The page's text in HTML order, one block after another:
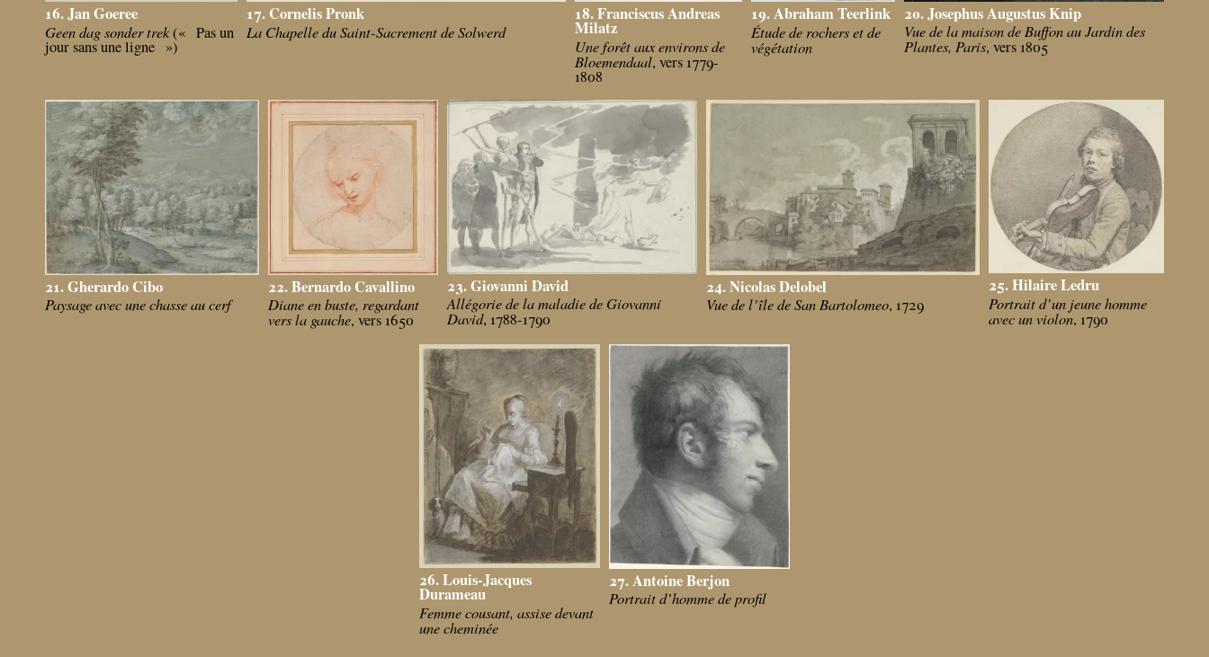
16. Jan Goeree
Geen dag sonder trek(« Pas un
jour sans une ligne »)
17. Cornelis Pronk
La Chapelle du Saint-Sacrement de Solwerd
18. Franciscus Andreas
Milatz
Une forêt aux environs de
Bloemendaal, vers 1779-
1808
19. Abraham Teerlink
Étude de rochers et de
végétation
20. Josephus Augustus Knip
Vue de la maison de Buffon au Jardin des
Plantes, Paris, vers 1805
21. Gherardo Cibo
Paysage avec une chasse au cerf
22. Bernardo Cavallino
Diane en buste, regardant
vers la gauche, vers 1650
23. Giovanni David
Allégorie de la maladie de Giovanni
David, 1788-1790
24. Nicolas Delobel
Vue de l’île de San Bartolomeo, 1729
25. Hilaire Ledru
Portrait d’un jeune homme
avec un violon, 1790
26. Louis-Jacques
Durameau
Femme cousant, assise devant
une cheminée
27. Antoine Berjon
Portrait d’homme de profil